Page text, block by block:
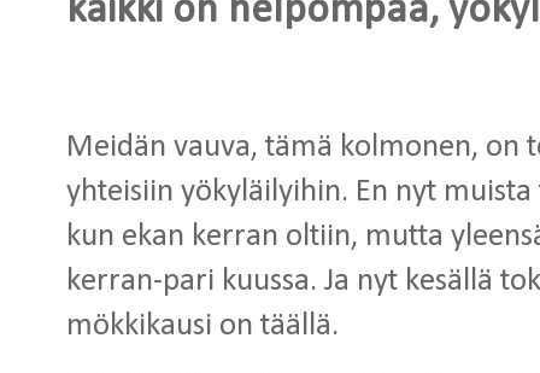
kaikki on helpompaa,
Meidän vauva, tämä kolmonen, on
yhteisiin yökyläilyihin. En nyt
kun ekan kerran oltiin, mutta
kerran-pari kuussa. Ja nyt kesällä
mökkikausi on täällä.